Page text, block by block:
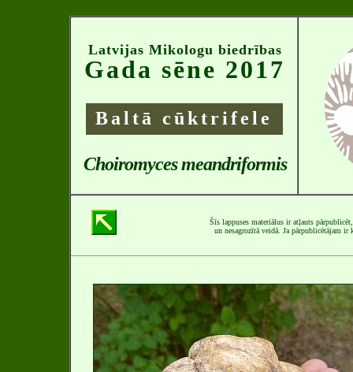
Latvijas Mikologu biedrības
Gada sēne 2017
Baltā cūktrifele
Choiromyces meandriformis
Šīs lappuses materiālus ir atļauts
un nesagrozītā veidā. Ja pārpublicētājam